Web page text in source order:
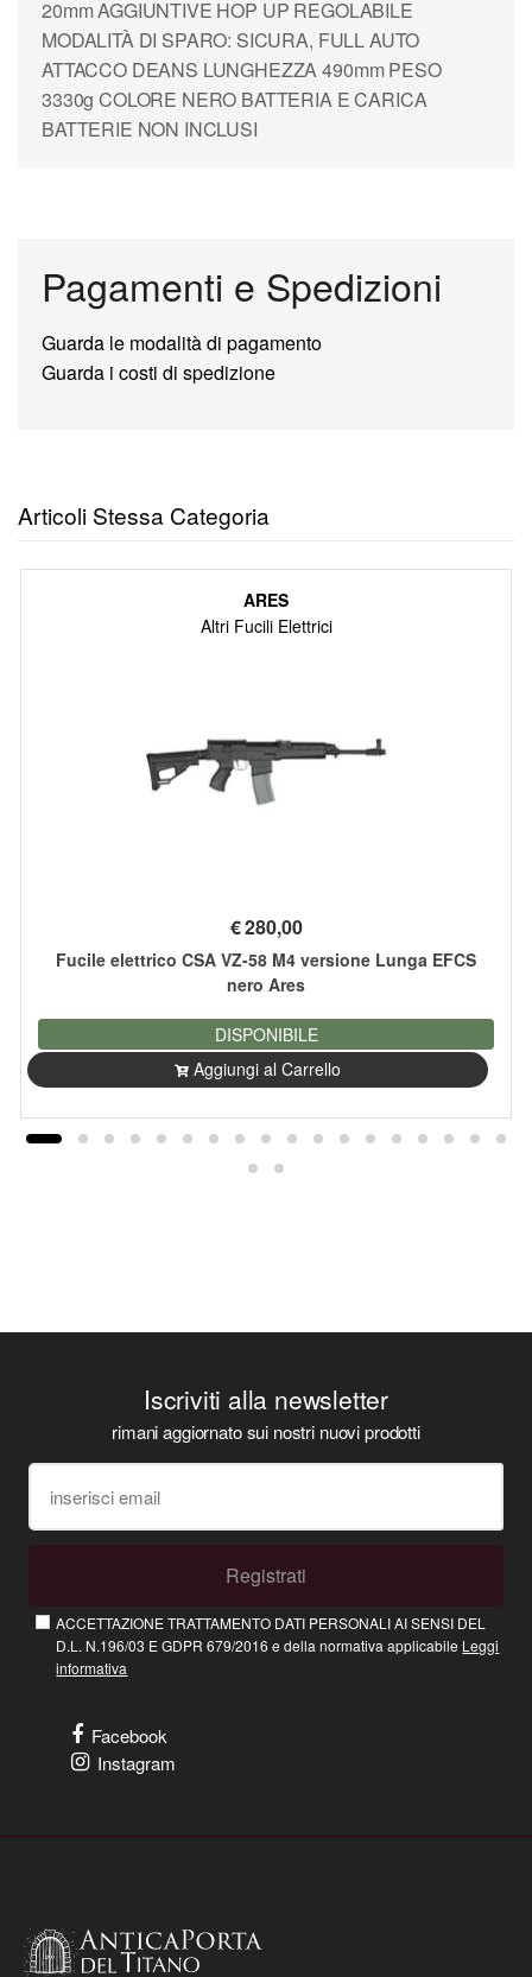
20mm AGGIUNTIVE HOP UP REGOLABILE
MODALITÀ DI SPARO: SICURA, FULL AUTO
ATTACCO DEANS LUNGHEZZA 490mm PESO
3330g COLORE NERO BATTERIA E CARICA
BATTERIE NON INCLUSI
Pagamenti e Spedizioni
Guarda le modalità di pagamento
Guarda i costi di spedizione
Articoli Stessa Categoria
ARES
Altri Fucili Elettrici
€280,00
Fucile elettrico CSA VZ-58 M4 versione Lunga EFCS
nero Ares
DISPONIBILE
Aggiungi al Carrello
Iscriviti alla newsletter
rimani aggiornato sui nostri nuovi prodotti
Registrati
ACCETTAZIONE TRATTAMENTO DATI PERSONALI AI SENSI DEL
D.L. N.196/03 E GDPR 679/2016 e della normativa applicabile Leggi
informativa
Facebook
Instagram